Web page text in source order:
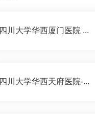
四川大学华西厦门医院 ...
四川大学华西天府医院-...